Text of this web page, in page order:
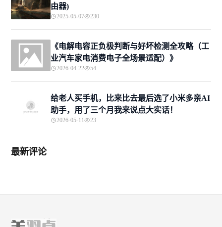
由器)
2025-05-07 230
《电解电容正负极判断与好坏检测全攻略（工
业汽车家电消费电子全场景适配）》
2026-04-22 54
给老人买手机，比来比去最后选了小米多亲AI
助手，用了三个月我来说点大实话！
2026-05-11 23
最新评论